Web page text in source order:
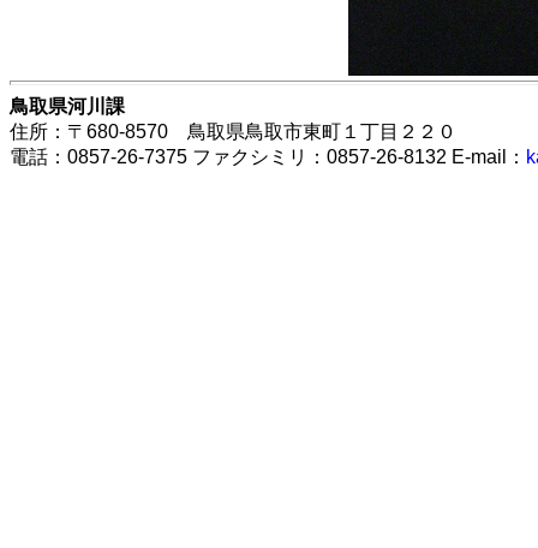
鳥取県河川課
住所：〒680-8570 鳥取県鳥取市東町１丁目２２０
電話：0857-26-7375 ファクシミリ：0857-26-8132 E-mail：